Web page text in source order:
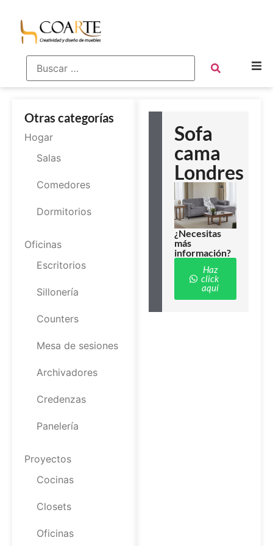
Otras categorías
Hogar
Salas
Comedores
Dormitorios
Oficinas
Escritorios
Sillonería
Counters
Mesa de sesiones
Archivadores
Credenzas
Panelería
Proyectos
Cocinas
Closets
Oficinas
Sofa
cama
Londres
¿Necesitas
más
información?
Haz
click
aquí